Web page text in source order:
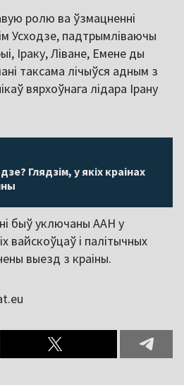
ролю ва ўзмацненні
Усходзе, падтрымліваючы
Іраку, Ліване, Емене ды
таксама лічыўся адным з
вярхоўнага лідара Ірану
Глядзім, у якіх краінах
быў уключаны ААН у
вайскоўцаў і палітычных
выезд з краіны.